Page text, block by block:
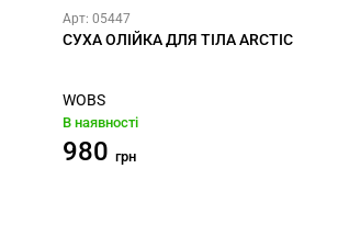
Арт: 05447
СУХА ОЛІЙКА ДЛЯ ТІЛА ARCTIC
WOBS
В наявності
980 грн